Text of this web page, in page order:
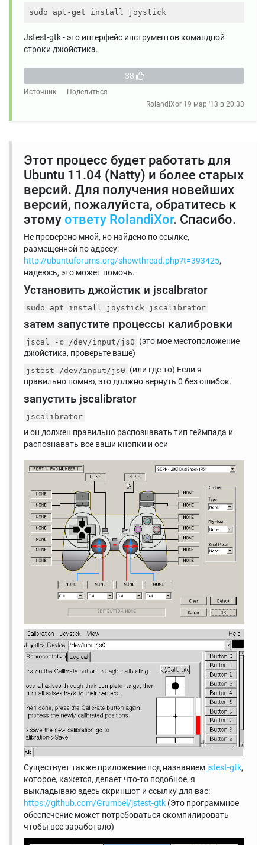
sudo apt-get
Jstest-gtk - это интерфейс инструментов командной
строки джойстика.
38
Источник
Поделиться
RolandiXor 19 мар '13 в 20:33
Этот процесс будет работать для
Ubuntu 11.04 (Natty) и более старых
версий. Для получения новейших
версий, пожалуйста, обратитесь к
этому ответу RolandiXor. Спасибо.
Не проверено мной, но найдено по ссылке,
размещенной по адресу:
http://ubuntuforums.org/showthread.php?t=393425,
надеюсь, это может помочь.
Установить джойстик и jscalbrator
sudo apt install joystick jscalibrator
затем запустите процессы калибровки
jscal -c /dev/input/js0 (это мое местоположение
джойстика, проверьте ваше)
jstest /dev/input/js0 (или где-то) Если я
правильно помню, это должно вернуть 0 без ошибок.
запустить jscalibrator
jscalibrator
и он должен правильно распознавать тип геймпада и
распознавать все ваши кнопки и оси
Существует также приложение под названием jstest-gtk,
которое, кажется, делает что-то подобное, я
выкладываю здесь скриншот и ссылку для вас:
https://github.com/Grumbel/jstest-gtk (Это программное
обеспечение может потребоваться скомпилировать
чтобы все заработало)